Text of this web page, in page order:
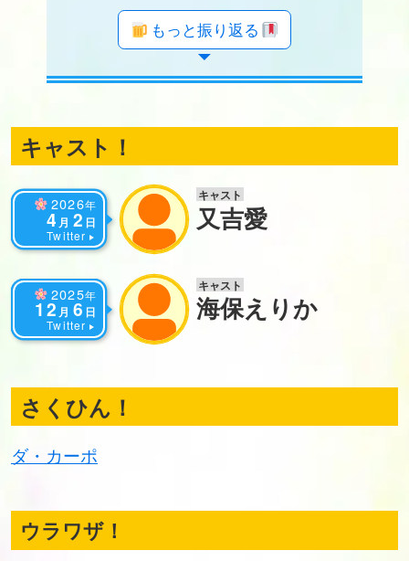
年のツイート
年のツイート
年のツイート
年のツイート
年のツイート
年のツイート
年のツイート
年のツイート
年のツイート
年のツイート
年のツイート
年のツイート
年のツイート
年のツイート
年のツイート
年のツイート
年のツイート
もっと振り返る
キャスト！
2026年
4 月 2 日
Twitter
キャスト
又吉愛
2025年
12 月 6 日
Twitter
キャスト
海保えりか
さくひん！
ダ・カーポ
ウラワザ！